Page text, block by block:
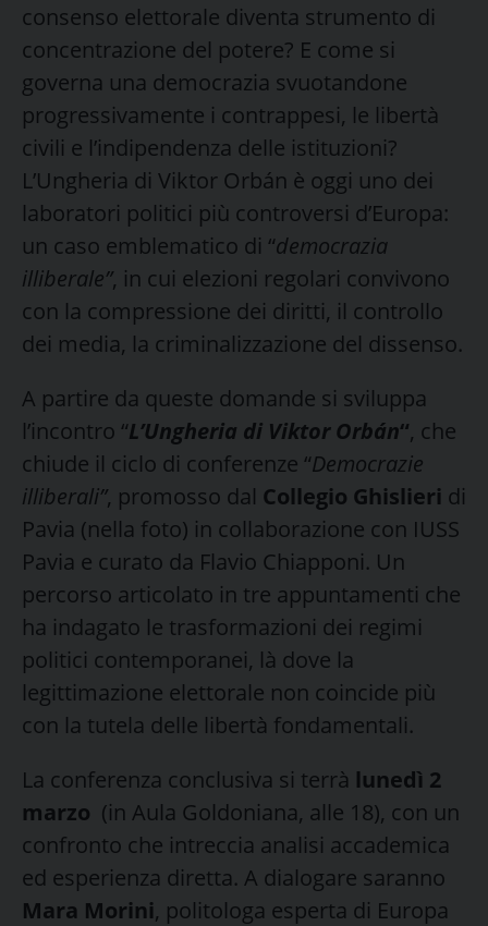
consenso elettorale diventa strumento di
concentrazione del potere? E come si
governa una democrazia svuotandone
progressivamente i contrappesi, le libertà
civili e l’indipendenza delle istituzioni?
L’Ungheria di Viktor Orbán è oggi uno dei
laboratori politici più controversi d’Europa:
un caso emblematico di “democrazia
illiberale”, in cui elezioni regolari convivono
con la compressione dei diritti, il controllo
dei media, la criminalizzazione del dissenso.
A partire da queste domande si sviluppa
l’incontro “L’Ungheria di Viktor Orbán“, che
chiude il ciclo di conferenze “Democrazie
illiberali”, promosso dal Collegio Ghislieri di
Pavia (nella foto) in collaborazione con IUSS
Pavia e curato da Flavio Chiapponi. Un
percorso articolato in tre appuntamenti che
ha indagato le trasformazioni dei regimi
politici contemporanei, là dove la
legittimazione elettorale non coincide più
con la tutela delle libertà fondamentali.
La conferenza conclusiva si terrà lunedì 2
marzo (in Aula Goldoniana, alle 18), con un
confronto che intreccia analisi accademica
ed esperienza diretta. A dialogare saranno
Mara Morini, politologa esperta di Europa